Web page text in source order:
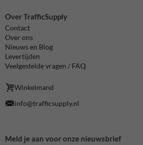
Over TrafficSupply
Contact
Over ons
Nieuws en Blog
Levertijden
Veelgestelde vragen / FAQ
Winkelmand
info@trafficsupply.nl
Meld je aan voor onze nieuwsbrief